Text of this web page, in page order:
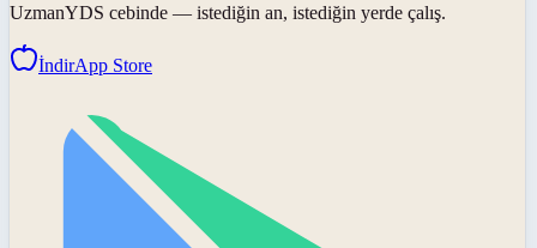
UzmanYDS cebinde — istediğin an, istediğin yerde çalış.
İndirApp Store